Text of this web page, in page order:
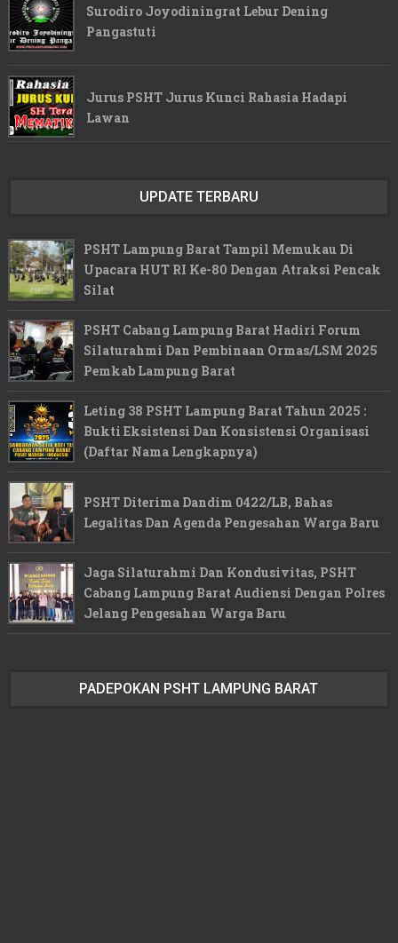
Surodiro Joyodiningrat Lebur Dening
Pangastuti
Jurus PSHT Jurus Kunci Rahasia Hadapi
Lawan
UPDATE TERBARU
PSHT Lampung Barat Tampil Memukau Di
Upacara HUT RI Ke-80 Dengan Atraksi Pencak
Silat
PSHT Cabang Lampung Barat Hadiri Forum
Silaturahmi Dan Pembinaan Ormas/LSM 2025
Pemkab Lampung Barat
Leting 38 PSHT Lampung Barat Tahun 2025 :
Bukti Eksistensi Dan Konsistensi Organisasi
(Daftar Nama Lengkapnya)
PSHT Diterima Dandim 0422/LB, Bahas
Legalitas Dan Agenda Pengesahan Warga Baru
Jaga Silaturahmi Dan Kondusivitas, PSHT
Cabang Lampung Barat Audiensi Dengan Polres
Jelang Pengesahan Warga Baru
PADEPOKAN PSHT LAMPUNG BARAT